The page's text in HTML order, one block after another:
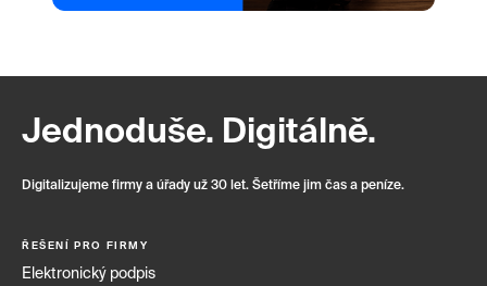
Jednoduše. Digitálně.
Digitalizujeme firmy a úřady už 30 let. Šetříme jim čas a peníze.
ŘEŠENÍ PRO FIRMY
Elektronický podpis